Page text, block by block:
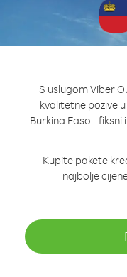
S uslugom Viber
kvalitetne pozive
Burkina Faso -
Kupite pakete
najbolje